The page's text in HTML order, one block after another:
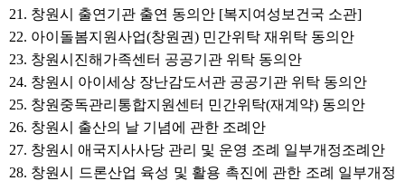
21. 창원시 출연기관 출연 동의안 [복지여성보건국 소관]
22. 아이돌봄지원사업(창원권) 민간위탁 재위탁 동의안
23. 창원시진해가족센터 공공기관 위탁 동의안
24. 창원시 아이세상 장난감도서관 공공기관 위탁 동의안
25. 창원중독관리통합지원센터 민간위탁(재계약) 동의안
26. 창원시 출산의 날 기념에 관한 조례안
27. 창원시 애국지사사당 관리 및 운영 조례 일부개정조례안
28. 창원시 드론산업 육성 및 활용 촉진에 관한 조례 일부개정